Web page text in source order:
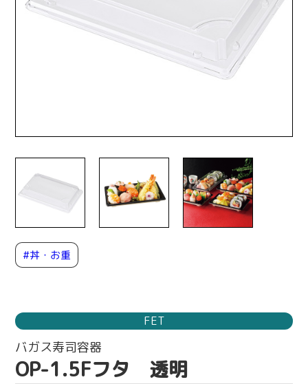
#丼・お重
FET
バガス寿司容器
OP-1.5Fフタ 透明